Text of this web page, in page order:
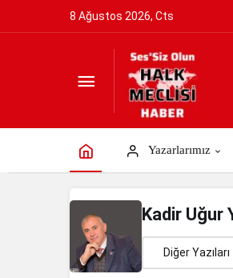
8 Ağustos 2026, Cts
Yazarlarımız
Kadir Uğur
Diğer Yazıları
Cahil